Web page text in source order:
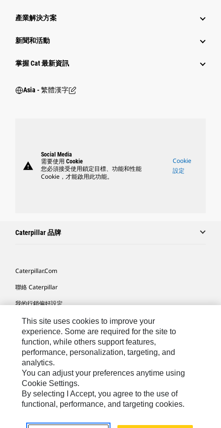
產業解決方案
新聞和活動
掌握 Cat 最新資訊
Asia - 繁體漢字
warning
Social Media
需要使用 Cookie
您必須接受使用鎖定目標、功能和性能
Cookie，才能啟用此功能。
Cookie
設定
Caterpillar 品牌
Caterpillar.com
聯絡 Caterpillar
我的行銷偏好設定
網站地圖
Cookie Settings
法律
隱私權
關於 Cat
This site uses cookies to improve your
experience. Some are required for the site to
function, while others support features,
performance, personalization, targeting, and
analytics.
You can adjust your preferences anytime using
Cookie Settings.
By selecting I Accept, you agree to the use of
functional, performance, and targeting cookies.